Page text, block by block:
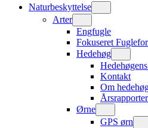
Naturbeskyttelse
Arter
Engfugle
Fokuseret
Hedehøg
Kontakt
Om
Ørne
GPS ørn